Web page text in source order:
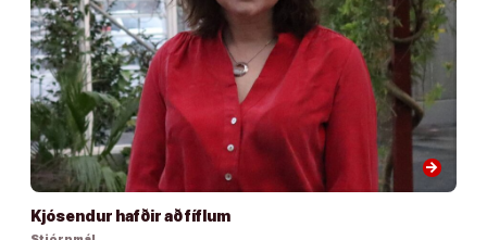
arrow_forward
Kjósendur hafðir að fíflum